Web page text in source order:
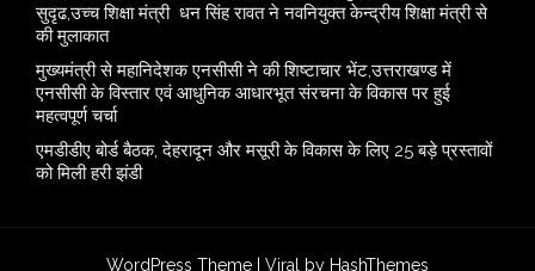
सुदृढ,उच्च शिक्षा मंत्री धन सिंह रावत ने नवनियुक्त केन्द्रीय शिक्षा मंत्री से
की मुलाकात
मुख्यमंत्री से महानिदेशक एनसीसी ने की शिष्टाचार भेंट,उत्तराखण्ड में
एनसीसी के विस्तार एवं आधुनिक आधारभूत संरचना के विकास पर हुई
महत्वपूर्ण चर्चा
एमडीडीए बोर्ड बैठक, देहरादून और मसूरी के विकास के लिए 25 बड़े प्रस्तावों
को मिली हरी झंडी
WordPress Theme | Viral by HashThemes